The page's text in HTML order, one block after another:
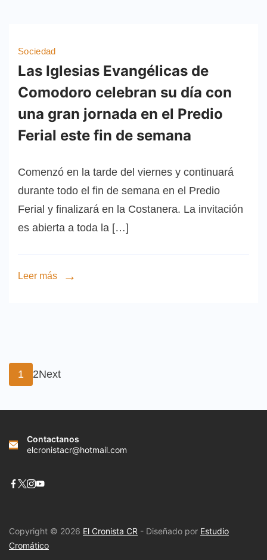
Sociedad
Las Iglesias Evangélicas de
Comodoro celebran su día con
una gran jornada en el Predio
Ferial este fin de semana
Comenzó en la tarde del viernes y continuará
durante todo el fin de semana en el Predio
Ferial y finalizará en la Costanera. La invitación
es abierta a toda la […]
Leer más
Paginación
de
entradas
Page
1 Page
2Next
Contactanos
elcronistacr@hotmail.com
Copyright © 2026 El Cronista CR - Diseñado por Estudio
Cromático